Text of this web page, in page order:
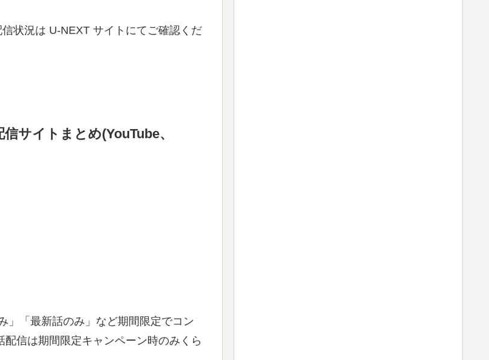
状況は U-NEXT サイトにてご確認くだ
サイトまとめ(YouTube、
」「最新話のみ」など期間限定でコン
信は期間限定キャンペーン時のみくら